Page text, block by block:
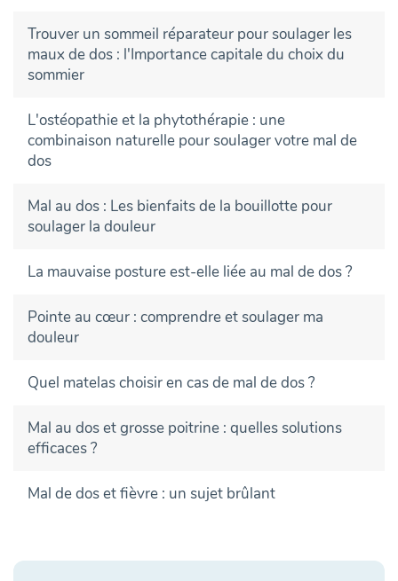
Trouver un sommeil réparateur pour soulager les
maux de dos : l'Importance capitale du choix du
sommier
L'ostéopathie et la phytothérapie : une
combinaison naturelle pour soulager votre mal de
dos
Mal au dos : Les bienfaits de la bouillotte pour
soulager la douleur
La mauvaise posture est-elle liée au mal de dos ?
Pointe au cœur : comprendre et soulager ma
douleur
Quel matelas choisir en cas de mal de dos ?
Mal au dos et grosse poitrine : quelles solutions
efficaces ?
Mal de dos et fièvre : un sujet brûlant